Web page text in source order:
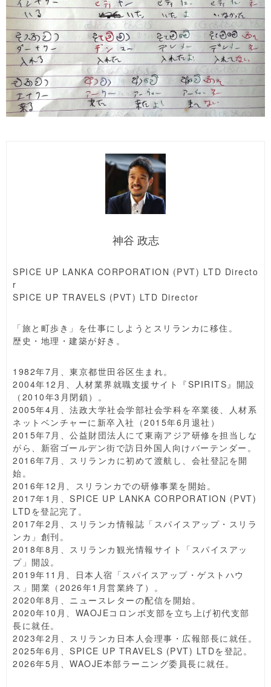
神谷 政志
SPICE UP LANKA CORPORATION (PVT) LTD Directo
r
SPICE UP TRAVELS (PVT) LTD Director
「旅と町歩き」を仕事にしようとスリランカに移住。
歴史・地理・建築が好き。
1982年7月、東京都世田谷区生まれ。
2004年12月、人材業界就職支援サイト『SPIRITS』開設
（2010年3月閉鎖）。
2005年4月、法政大学社会学部社会学科を卒業後、人材系
ネットベンチャーに新卒入社（2015年6月退社）
2015年7月、公益財団法人にて東南アジア研修を担当しな
がら、新宿ゴールデン街で訪日外国人向けバーテンダー。
2016年7月、スリランカに初めて渡航し、会社登記を開
始。
2016年12月、スリランカでの研修事業を開始。
2017年1月、SPICE UP LANKA CORPORATION (PVT)
LTDを登記完了。
2017年2月、スリランカ情報誌「スパイスアップ・スリラ
ンカ」創刊。
2018年8月、スリランカ観光情報サイト「スパイスアッ
プ」開設。
2019年11月、日本人宿「スパイスアップ・ゲストハウ
ス」開業（2026年1月営業終了）。
2020年8月、ニュースレターの配信を開始。
2020年10月、WAOJEコロンボ支部を立ち上げ初代支部
長に就任。
2023年2月、スリランカ日本人会理事・広報部長に就任。
2025年6月、SPICE UP TRAVELS (PVT) LTDを登記。
2026年5月、WAOJE本部ラーニング委員長に就任。